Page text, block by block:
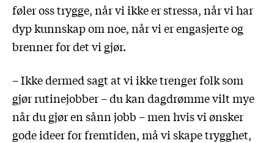
føler oss trygge, når vi ikke er stressa, når vi har
dyp kunnskap om noe, når vi er engasjerte og
brenner for det vi gjør.
– Ikke dermed sagt at vi ikke trenger folk som
gjør rutinejobber – du kan dagdrømme vilt mye
når du gjør en sånn jobb – men hvis vi ønsker
gode ideer for fremtiden, må vi skape trygghet,